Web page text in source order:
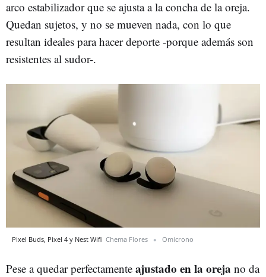
arco estabilizador que se ajusta a la concha de la oreja.
Quedan sujetos, y no se mueven nada, con lo que
resultan ideales para hacer deporte -porque además son
resistentes al sudor-.
Pixel Buds, Pixel 4 y Nest Wifi Chema Flores Omicrono
Pese a quedar perfectamente ajustado en la oreja no da